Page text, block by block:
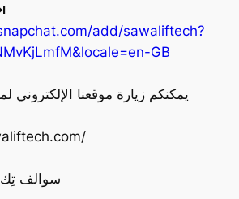
add/sawaliftech?
GB
يمكنكم زيارة موقعنا الإلكتروني
سوالف